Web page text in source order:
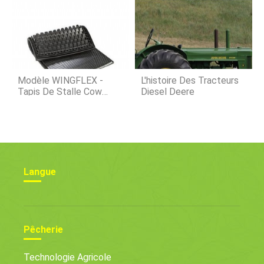
Modèle WINGFLEX -
Tapis De Stalle Cow
L'histoire Des Tracteurs
Diesel Deere
Langue
Pêcherie
Technologie Agricole